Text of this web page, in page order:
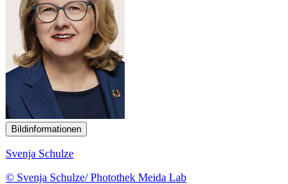
Bildinformationen
Svenja Schulze
© Svenja Schulze/ Photothek Meida Lab